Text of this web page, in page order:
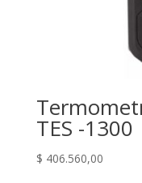
TES -1300
$ 406.560,00